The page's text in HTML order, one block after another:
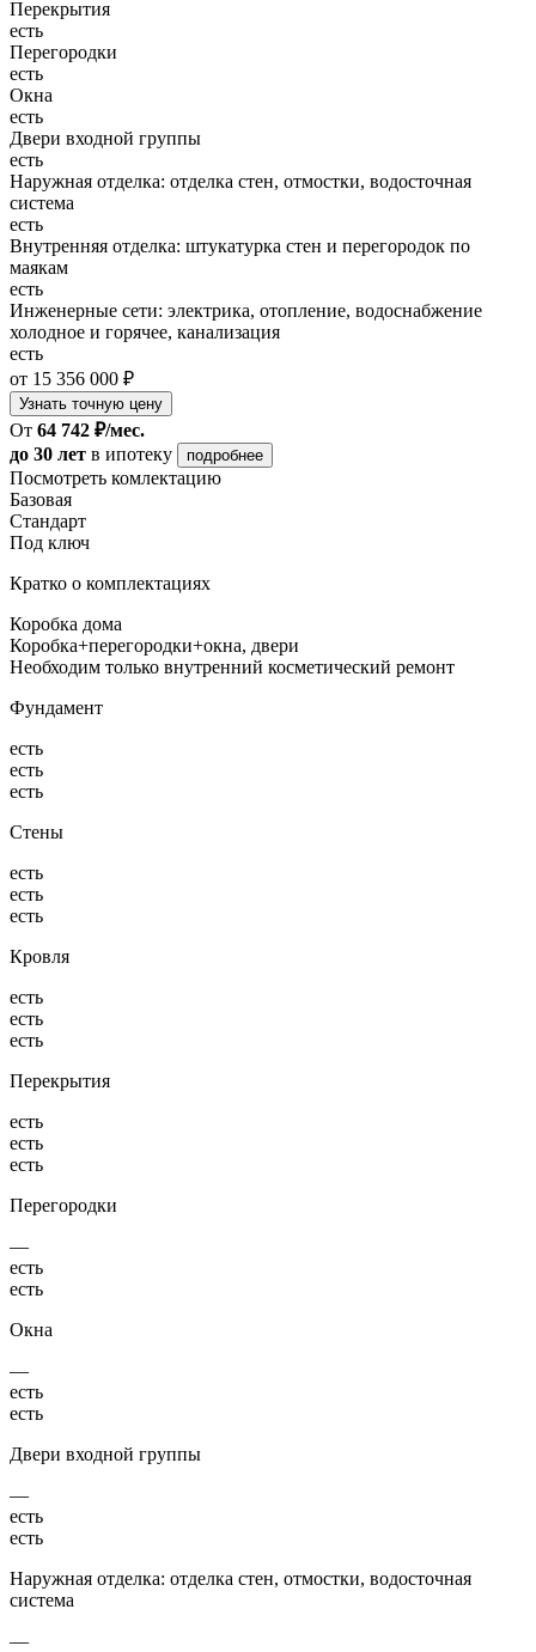
Перекрытия
есть
Перегородки
есть
Окна
есть
Двери входной группы
есть
Наружная отделка: отделка стен, отмостки, водосточная
система
есть
Внутренняя отделка: штукатурка стен и перегородок по
маякам
есть
Инженерные сети: электрика, отопление, водоснабжение
холодное и горячее, канализация
есть
от 15 356 000 ₽
Узнать точную цену
От 64 742 ₽/мес.
до 30 лет в ипотеку подробнее
Посмотреть комлектацию
Базовая
Стандарт
Под ключ
Кратко о комплектациях
Коробка дома
Коробка+перегородки+окна, двери
Необходим только внутренний косметический ремонт
Фундамент
есть
есть
есть
Стены
есть
есть
есть
Кровля
есть
есть
есть
Перекрытия
есть
есть
есть
Перегородки
—
есть
есть
Окна
—
есть
есть
Двери входной группы
—
есть
есть
Наружная отделка: отделка стен, отмостки, водосточная
система
—